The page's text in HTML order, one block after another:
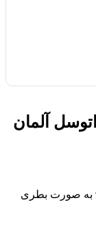
آلمان
شیر پولیش واکس نرم خودرو اتوسل آلمان 965 به صورت بطری